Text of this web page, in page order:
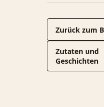
Zurück zum
Zutaten und
Geschichten